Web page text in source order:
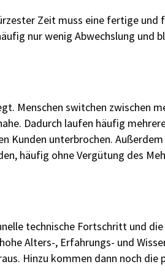
Zeit muss eine fertige und
nur wenig Abwechslung und
Menschen switchen zwischen
Dadurch laufen häufig
unterbrochen.
häufig ohne Vergütung des
technische Fortschritt und
Alters-, Erfahrungs- und
Hinzu kommen dann noch die